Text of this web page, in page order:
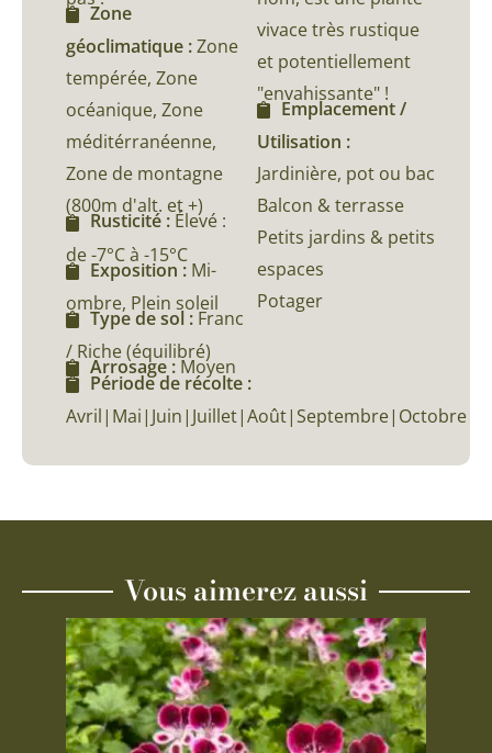
Zone
géoclimatique :Zone
tempérée, Zone
océanique, Zone
méditérranéenne,
Zone de montagne
(800m d'alt. et +)
Rusticité : Élevé :
de -7°C à -15°C
Exposition : Mi-
ombre, Plein soleil
Type de sol : Franc
/ Riche (équilibré)
Arrosage : Moyen
Période de récolte :
Avril|Mai|Juin|Juillet|Août|Septembre|Octobre
vivace très rustique
et potentiellement
"envahissante" !
Emplacement /
Utilisation :
Jardinière, pot ou bac
Balcon & terrasse
Petits jardins & petits
espaces
Potager
Vous aimerez aussi